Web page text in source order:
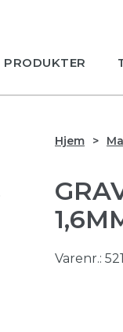
PRODUKTER
Hjem
Varenr.: